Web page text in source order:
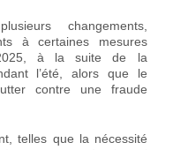
changements,
à certaines mesures
à la suite de la
l’été, alors que le
contre une fraude
telles que la nécessité